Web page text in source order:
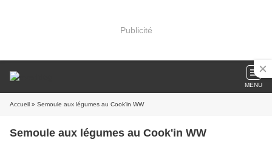
Publicité
MENU
Accueil » Semoule aux légumes au Cook'in WW
Semoule aux légumes au Cook'in WW